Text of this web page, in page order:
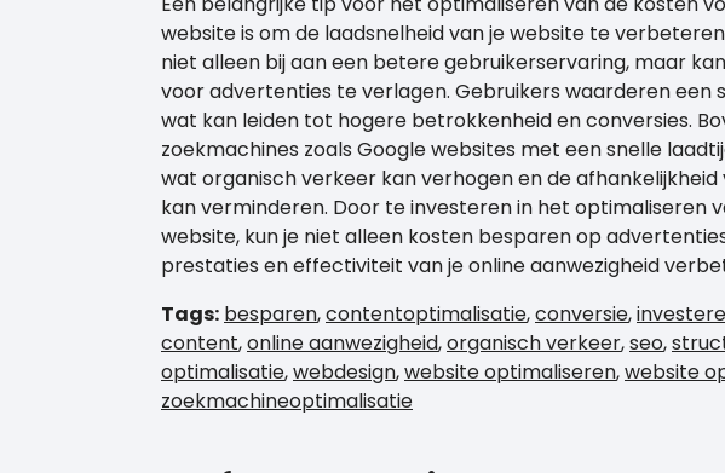
website is om de laadsnelheid van je website te
niet alleen bij aan een betere gebruikerservaring, maar
voor advertenties te verlagen. Gebruikers waarderen een
wat kan leiden tot hogere betrokkenheid en conversies.
zoekmachines zoals Google websites met een snelle
wat organisch verkeer kan verhogen en de
kan verminderen. Door te investeren in het optimaliseren
website, kun je niet alleen kosten besparen op
prestaties en effectiviteit van je online aanwezigheid
Tags: besparen,contentoptimalisatie,conversie,
content,online aanwezigheid,organisch verkeer,seo,
optimalisatie,webdesign,website optimaliseren,website
zoekmachineoptimalisatie